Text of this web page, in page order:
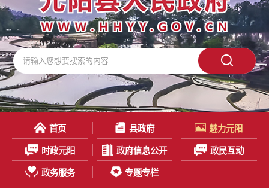
首页 县政府 魅力元阳
时政元阳 政府信息公开 政民互动
政务服务 专题专栏